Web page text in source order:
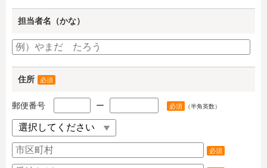
担当者名（かな）
住所 必須
郵便番号 ー 必須 （半角英数）
必須